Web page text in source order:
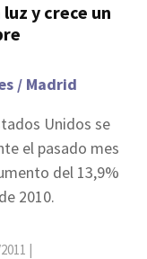
y crece un
/ Madrid
Unidos se
el pasado mes
del 13,9%
2010.
|